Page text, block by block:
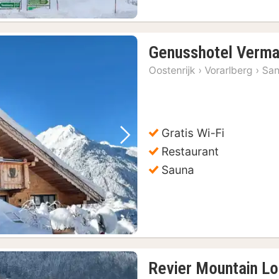
foto Volgende foto
Genusshotel
Oostenrijk › Vorarlberg ›
Gratis Wi-Fi
Restaurant
Sauna
Revier Mountain